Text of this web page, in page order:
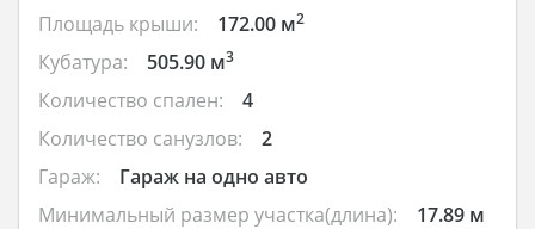
Площадь крыши:
172.00 м2
Кубатура: 505.90 м3
Количество спален:
4
Количество санузлов:
2
Гараж:
Гараж на одно авто
Минимальный размер участка(длина):
17.89 м